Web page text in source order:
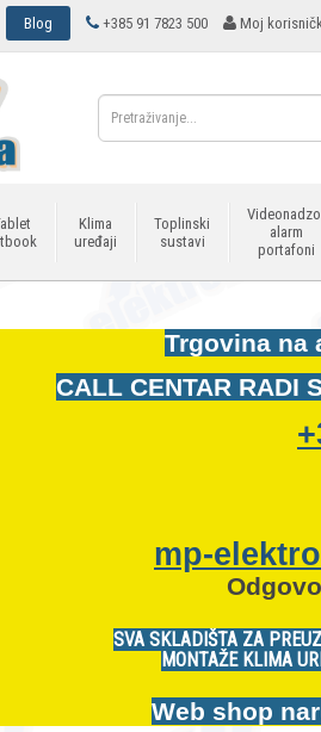
Blog +385 91 7823 500 Moj
Klima
uređaji
Toplinski
sustavi
alarm
portafoni
Trgovina na
CALL CENTAR RADI
mp-
SVA SKLADIŠTA ZA
MONTAŽE KLIMA
Web shop